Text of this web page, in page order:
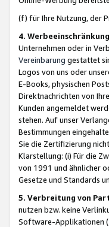
(f) für Ihre Nutzung, der
4.
Unternehmen oder in
Vereinbarung gestattet
Logos von uns oder
E-Books, physischen
Direktnachrichten von
Kunden angemeldet
stehen. Auf unser
Bestimmungen
Sie die Zertifizierung
Klarstellung: (i) Für die
von 1991 und ähnlicher
Gesetze und Standards
5. Verbreitung von
nutzen bzw. keine
Software-Applikationen